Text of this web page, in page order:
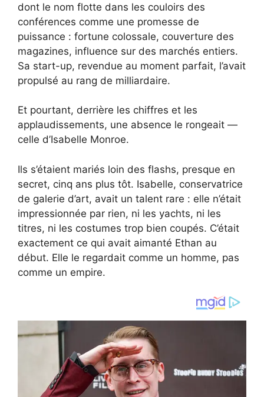
dont le nom flotte dans les couloirs des
conférences comme une promesse de
puissance : fortune colossale, couverture des
magazines, influence sur des marchés entiers.
Sa start-up, revendue au moment parfait, l’avait
propulsé au rang de milliardaire.
Et pourtant, derrière les chiffres et les
applaudissements, une absence le rongeait —
celle d’Isabelle Monroe.
Ils s’étaient mariés loin des flashs, presque en
secret, cinq ans plus tôt. Isabelle, conservatrice
de galerie d’art, avait un talent rare : elle n’était
impressionnée par rien, ni les yachts, ni les
titres, ni les costumes trop bien coupés. C’était
exactement ce qui avait aimanté Ethan au
début. Elle le regardait comme un homme, pas
comme un empire.